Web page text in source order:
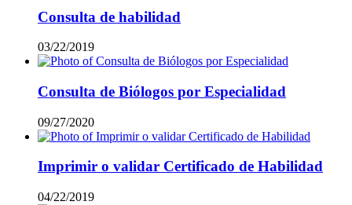
Consulta de habilidad
03/22/2019
Consulta de Biólogos por Especialidad
09/27/2020
Imprimir o validar Certificado de Habilidad
04/22/2019